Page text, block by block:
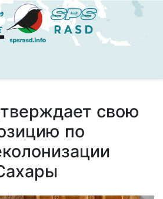
Перейти
к
основному
свою
по